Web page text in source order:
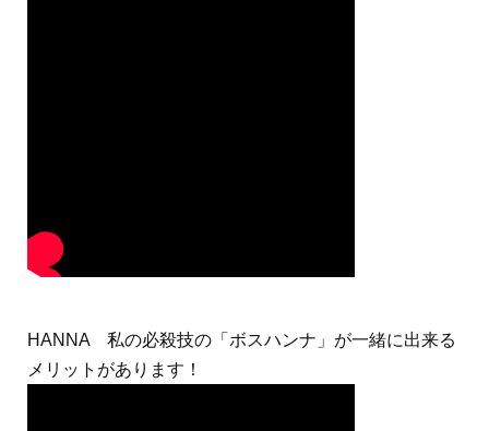
HANNA 私の必殺技の「ボスハンナ」が一緒に出来る
メリットがあります！